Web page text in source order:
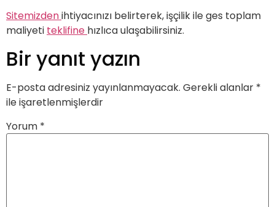
Sitemizdenihtiyacınızı belirterek, işçilik ile ges toplam
maliyeti teklifine hızlıca ulaşabilirsiniz.
Bir yanıt yazın
E-posta adresiniz yayınlanmayacak. Gerekli alanlar *
ile işaretlenmişlerdir
Yorum *